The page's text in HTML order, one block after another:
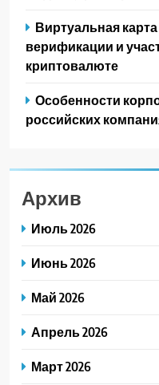
Виртуальная
верификации и
криптовалюте
Особенности
российских
Архив
Июль 2026
Июнь 2026
Май 2026
Апрель 2026
Март 2026